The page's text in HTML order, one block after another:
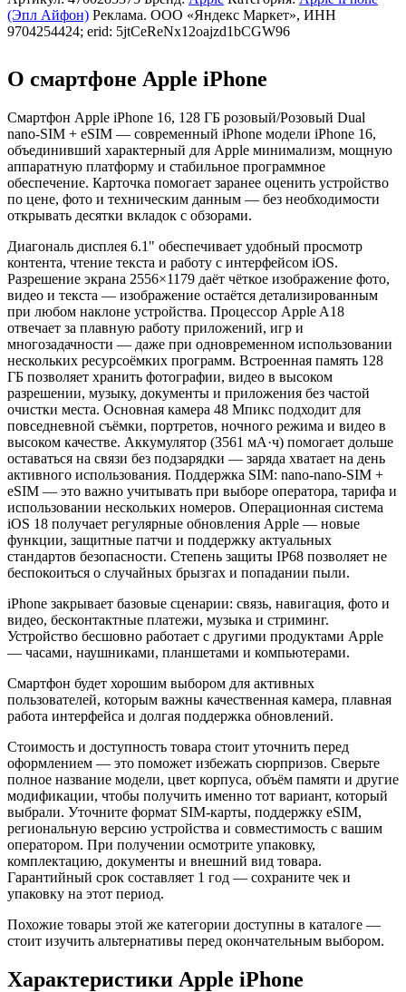
(Эпл Айфон) Реклама. ООО «Яндекс Маркет», ИНН
9704254424; erid: 5jtCeReNx12oajzd1bCGW96
О смартфоне Apple iPhone
Смартфон Apple iPhone 16, 128 ГБ розовый/Розовый Dual
nano-SIM + eSIM — современный iPhone модели iPhone 16,
объединивший характерный для Apple минимализм, мощную
аппаратную платформу и стабильное программное
обеспечение. Карточка помогает заранее оценить устройство
по цене, фото и техническим данным — без необходимости
открывать десятки вкладок с обзорами.
Диагональ дисплея 6.1" обеспечивает удобный просмотр
контента, чтение текста и работу с интерфейсом iOS.
Разрешение экрана 2556×1179 даёт чёткое изображение фото,
видео и текста — изображение остаётся детализированным
при любом наклоне устройства. Процессор Apple A18
отвечает за плавную работу приложений, игр и
многозадачности — даже при одновременном использовании
нескольких ресурсоёмких программ. Встроенная память 128
ГБ позволяет хранить фотографии, видео в высоком
разрешении, музыку, документы и приложения без частой
очистки места. Основная камера 48 Мпикс подходит для
повседневной съёмки, портретов, ночного режима и видео в
высоком качестве. Аккумулятор (3561 мА·ч) помогает дольше
оставаться на связи без подзарядки — заряда хватает на день
активного использования. Поддержка SIM: nano-nano-SIM +
eSIM — это важно учитывать при выборе оператора, тарифа и
использовании нескольких номеров. Операционная система
iOS 18 получает регулярные обновления Apple — новые
функции, защитные патчи и поддержку актуальных
стандартов безопасности. Степень защиты IP68 позволяет не
беспокоиться о случайных брызгах и попадании пыли.
iPhone закрывает базовые сценарии: связь, навигация, фото и
видео, бесконтактные платежи, музыка и стриминг.
Устройство бесшовно работает с другими продуктами Apple
— часами, наушниками, планшетами и компьютерами.
Смартфон будет хорошим выбором для активных
пользователей, которым важны качественная камера, плавная
работа интерфейса и долгая поддержка обновлений.
Стоимость и доступность товара стоит уточнить перед
оформлением — это поможет избежать сюрпризов. Сверьте
полное название модели, цвет корпуса, объём памяти и другие
модификации, чтобы получить именно тот вариант, который
выбрали. Уточните формат SIM-карты, поддержку eSIM,
региональную версию устройства и совместимость с вашим
оператором. При получении осмотрите упаковку,
комплектацию, документы и внешний вид товара.
Гарантийный срок составляет 1 год — сохраните чек и
упаковку на этот период.
Похожие товары этой же категории доступны в каталоге —
стоит изучить альтернативы перед окончательным выбором.
Характеристики Apple iPhone